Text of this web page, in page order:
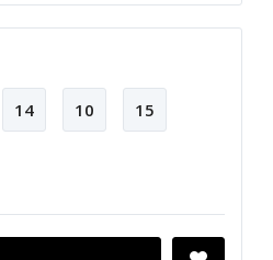
14 10 15